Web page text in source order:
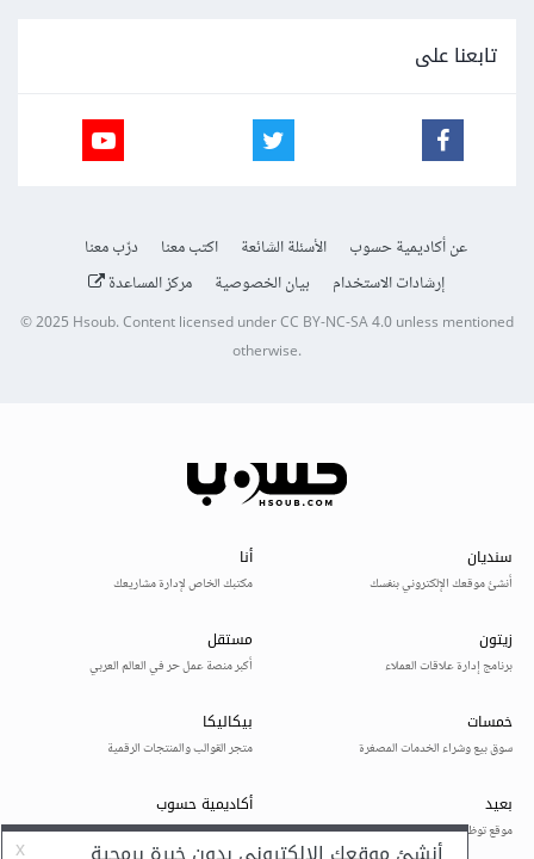
تابعنا على
عن أكاديمية حسوب الأسئلة الشائعة اكتب معنا
درّب معنا
إرشادات الاستخدام
بيان الخصوصية مركز المساعدة
© 2025Hsoub.Content licensed underCC BY-NC-SA 4.0unless mentioned
otherwise.